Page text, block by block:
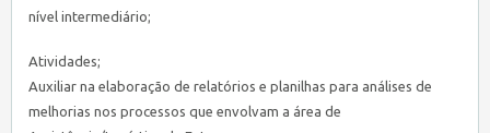
nível intermediário;
Atividades;
Auxiliar na elaboração de relatórios e planilhas para análises de
melhorias nos processos que envolvam a área de